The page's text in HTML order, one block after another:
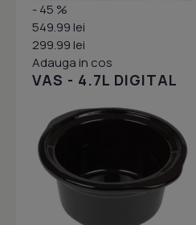
- 45 %
549.99 lei
299.99 lei
Adauga in cos
VAS - 4.7L DIGITAL